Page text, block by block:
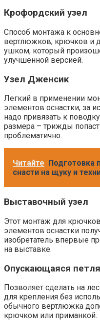
Крофордский узел
Способ монтажа к
вертлюжков, крючков и
ушком, который
улучшенной версией.
Узел Дженсик
Легкий в применении
элементов оснастки, за
надо привязать к
размера – трижды
проблематично.
Читайте
Подготовка
снасти на щуку и
Выставочный узел
Этот монтаж для
элементов оснастки
изобретатель впервые
на выставке.
Опускающаяся петля
Позволяет сделать на
для крепления без
обычного вертлюжка
крючком или приманкой.